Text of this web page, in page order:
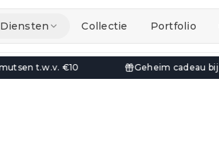
Diensten Collectie Portfolio
Geheim cadeau bij 20+ mutsen t.w.v.